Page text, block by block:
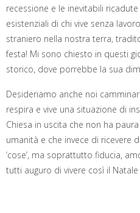
recessione e le inevitabili
esistenziali di chi vive senza
straniero nella nostra terra,
festa! Mi sono chiesto in questi
storico, dove porrebbe la sua
Desideriamo anche noi
respira e vive una situazione di
Chiesa in uscita che non ha
umanità e che invece di ricevere
‘cose’, ma soprattutto fiducia,
tutti auguro di vivere così il